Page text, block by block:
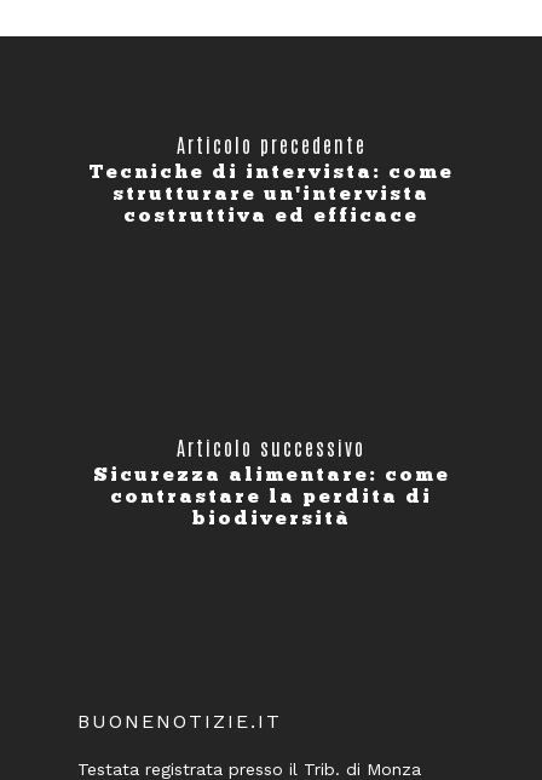
Articolo precedente
Tecniche di intervista: come
strutturare un'intervista
costruttiva ed efficace
Articolo successivo
Sicurezza alimentare: come
contrastare la perdita di
biodiversità
BUONENOTIZIE.IT
Testata registrata presso il Trib. di Monza